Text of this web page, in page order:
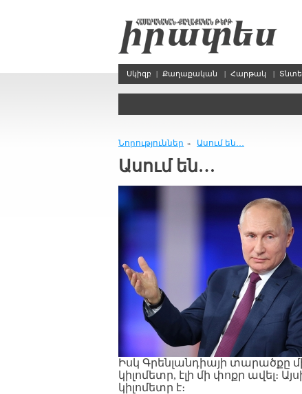
Սկիզբ | Քաղաքական | Հարթակ |
Նորություններ » Ասում են…
Ասում են…
Իսկ Գրենլանդիայի տարածքը
կիլոմետր, էլի մի փոքր ավել։
կիլոմետր է։